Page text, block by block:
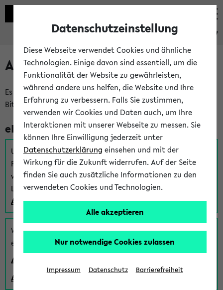
eKVV
Anmeldung am eKVV
Es gibt mehrere Möglichkeiten zur Anmeldung am eKVV.
Bitte wählen Sie die für Sie richtige aus:
eKVV für Studierende
Um sich einen Stundenplan zu erstellen und alle weiteren
Funktionen des eKVVs für Studierende zu nutzen,
verwenden Sie diesen Link zur Anmeldung über Ihr Uni
Login:
Anmeldung zum eKVV der Studierenden
Wenn Sie (noch) kein Uni Login haben, können Sie das
eKVV auch über einen Gastzugang verwenden:
Anmeldung über einen vorhandenen Gastzugang
Anlegen eines neuen Gastzugangs
Datenschutzeinstellung
Diese Webseite verwendet Cookies und ähnliche
Technologien. Einige davon sind essentiell, um die
Funktionalität der Website zu gewährleisten,
während andere uns helfen, die Website und Ihre
Erfahrung zu verbessern. Falls Sie zustimmen,
verwenden wir Cookies und Daten auch, um Ihre
Interaktionen mit unserer Webseite zu messen. Sie
können Ihre Einwilligung jederzeit unter
Datenschutzerklärung einsehen und mit der
Wirkung für die Zukunft widerrufen. Auf der Seite
finden Sie auch zusätzliche Informationen zu den
verwendeten Cookies und Technologien.
Alle akzeptieren
Nur notwendige Cookies zulassen
Impressum Datenschutz Barrierefreiheit